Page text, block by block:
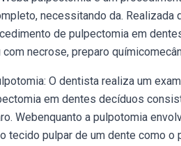
necessitando da. Realizada
de pulpectomia em
necrose, preparo
O dentista realiza um
em dentes decíduos
Webenquanto a pulpotomia
tecido pulpar de um dente como o